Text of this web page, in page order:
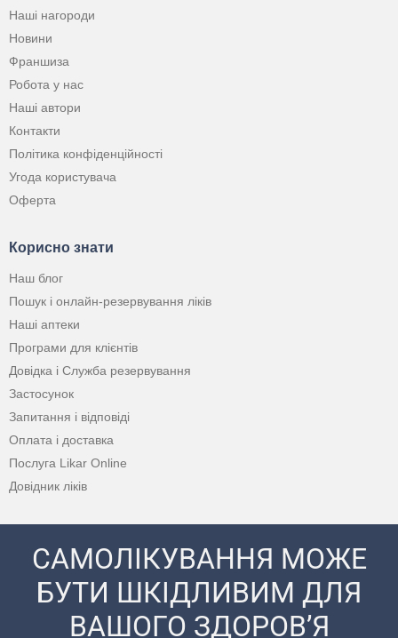
Наші нагороди
Новини
Франшиза
Робота у нас
Наші автори
Контакти
Політика конфіденційності
Угода користувача
Оферта
Корисно знати
Наш блог
Пошук і онлайн-резервування ліків
Наші аптеки
Програми для клієнтів
Довідка і Служба резервування
Застосунок
Запитання і відповіді
Оплата і доставка
Послуга Likar Online
Довідник ліків
САМОЛІКУВАННЯ МОЖЕ
БУТИ ШКІДЛИВИМ ДЛЯ
ВАШОГО ЗДОРОВ’Я